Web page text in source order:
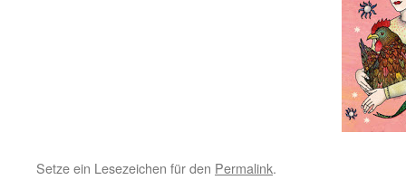
Setze ein Lesezeichen für den Permalink.